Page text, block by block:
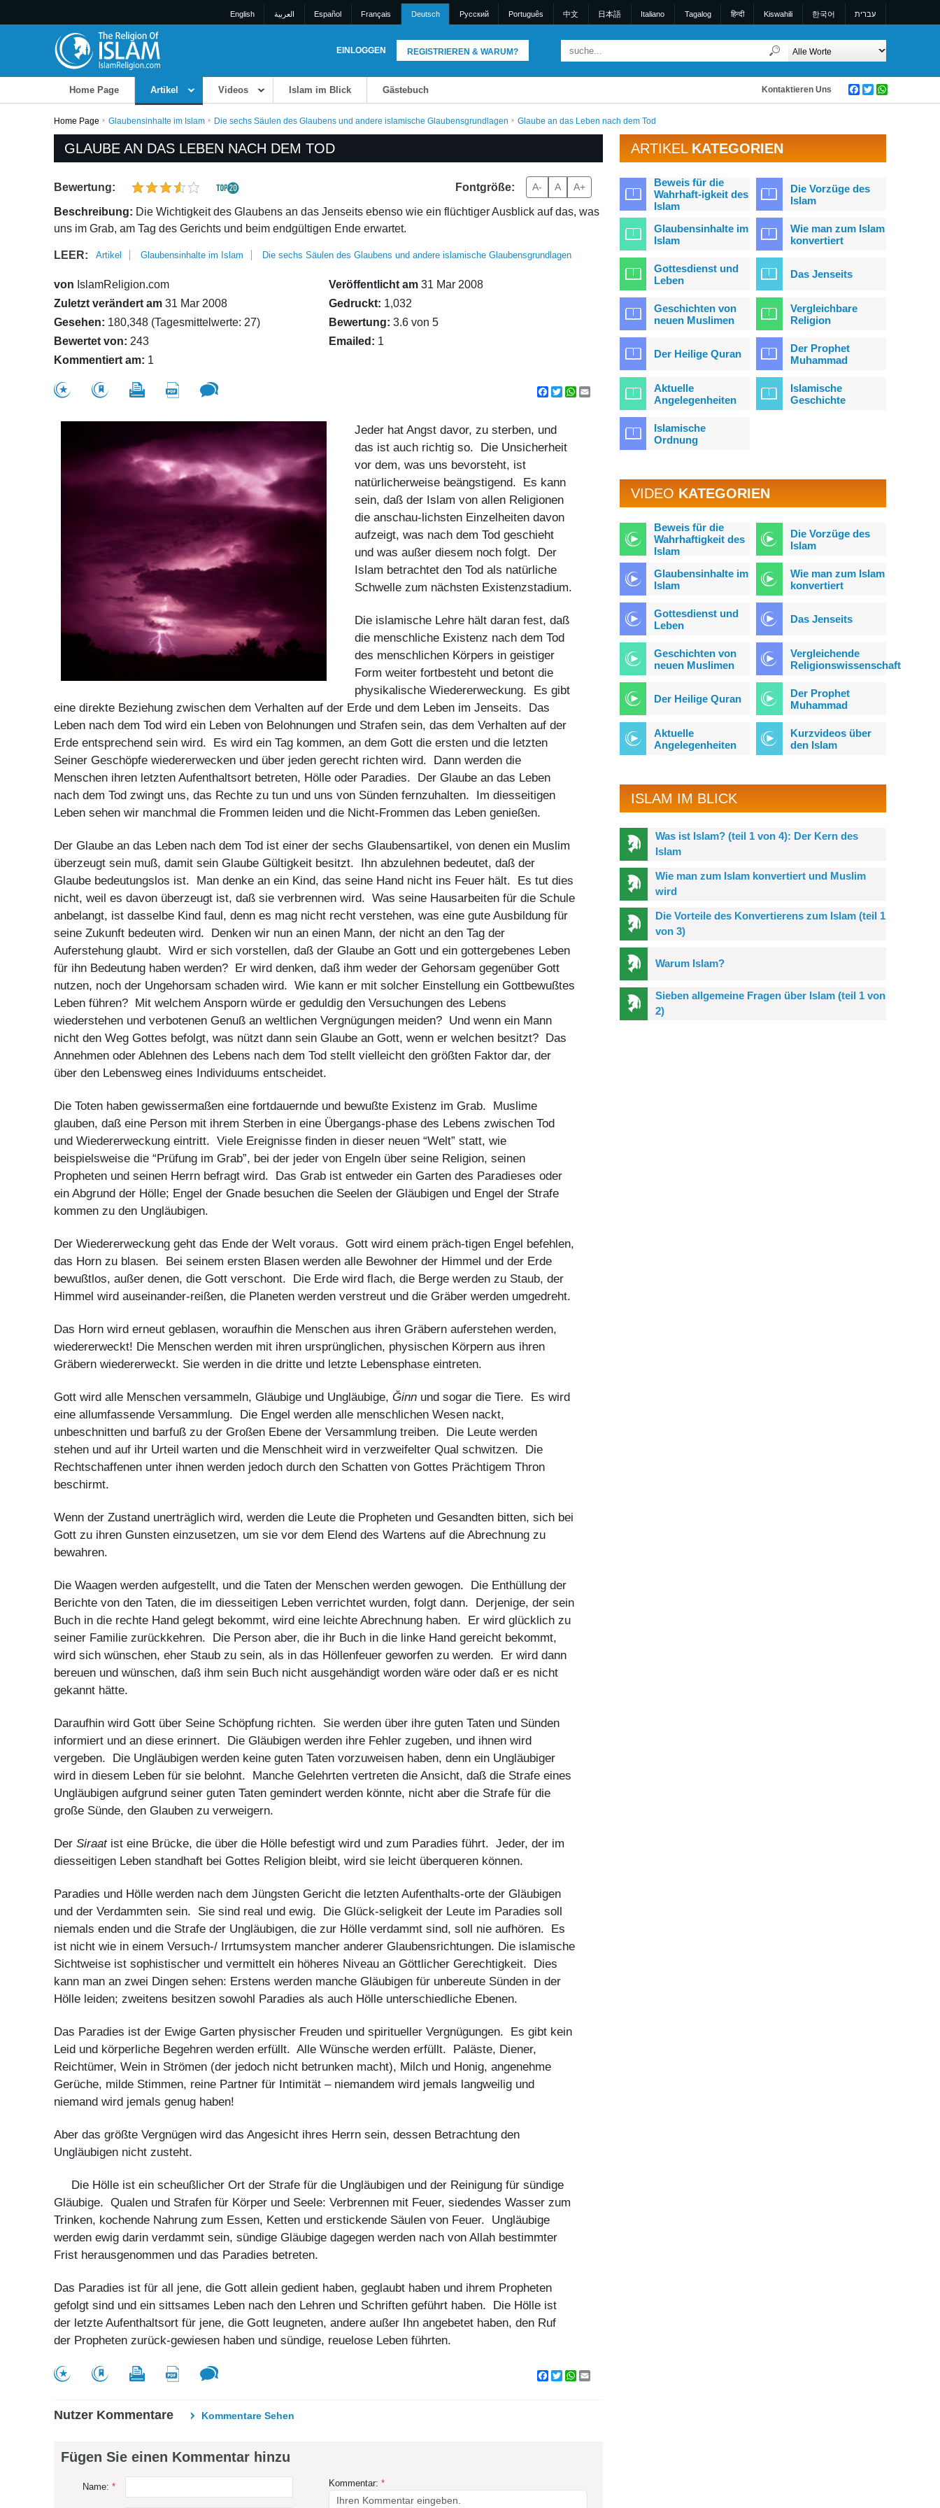
English العربية Español Français Deutsch Pусский Português 中文 日本語 Italiano Tagalog हिन्दी Kiswahili 한국어 עברית
REGISTRIEREN & WARUM?
EINLOGGEN
Home Page Artikel Videos Islam im Blick Gästebuch Facebook
Twitter
Kontaktieren Uns
Home Page Glaubensinhalte im Islam Die sechs Säulen des Glaubens und andere islamische Glaubensgrundlagen Glaube an das Leben nach dem Tod
GLAUBE AN DAS LEBEN NACH DEM TOD
Bewertung: Fontgröße: A- A A+
Beschreibung: Die Wichtigkeit des Glaubens an das Jenseits ebenso wie ein flüchtiger Ausblick auf das, was
uns im Grab, am Tag des Gerichts und beim endgültigen Ende erwartet.
LEER: Artikel Glaubensinhalte im Islam Die sechs Säulen des Glaubens und andere islamische Glaubensgrundlagen
von IslamReligion.com Veröffentlicht am 31 Mar 2008
Zuletzt verändert am 31 Mar 2008 Gedruckt: 1,032
Gesehen: 180,348 (Tagesmittelwerte: 27) Bewertung: 3.6 von 5
Bewertet von: 243 Emailed: 1
Kommentiert am: 1
Facebook
TwitterWhatsApp
Jeder hat Angst davor, zu sterben, und
das ist auch richtig so. Die Unsicherheit
vor dem, was uns bevorsteht, ist
natürlicherweise beängstigend. Es kann
sein, daß der Islam von allen Religionen
die anschau-lichsten Einzelheiten davon
aufzeigt, was nach dem Tod geschieht
und was außer diesem noch folgt. Der
Islam betrachtet den Tod als natürliche
Schwelle zum nächsten Existenzstadium.
Die islamische Lehre hält daran fest, daß
die menschliche Existenz nach dem Tod
des menschlichen Körpers in geistiger
Form weiter fortbesteht und betont die
physikalische Wiedererweckung. Es gibt
eine direkte Beziehung zwischen dem Verhalten auf der Erde und dem Leben im Jenseits. Das
Leben nach dem Tod wird ein Leben von Belohnungen und Strafen sein, das dem Verhalten auf der
Erde entsprechend sein wird. Es wird ein Tag kommen, an dem Gott die ersten und die letzten
Seiner Geschöpfe wiedererwecken und über jeden gerecht richten wird. Dann werden die
Menschen ihren letzten Aufenthaltsort betreten, Hölle oder Paradies. Der Glaube an das Leben
nach dem Tod zwingt uns, das Rechte zu tun und uns von Sünden fernzuhalten. Im diesseitigen
Leben sehen wir manchmal die Frommen leiden und die Nicht-Frommen das Leben genießen.
Der Glaube an das Leben nach dem Tod ist einer der sechs Glaubensartikel, von denen ein Muslim
überzeugt sein muß, damit sein Glaube Gültigkeit besitzt. Ihn abzulehnen bedeutet, daß der
Glaube bedeutungslos ist. Man denke an ein Kind, das seine Hand nicht ins Feuer hält. Es tut dies
nicht, weil es davon überzeugt ist, daß sie verbrennen wird. Was seine Hausarbeiten für die Schule
anbelangt, ist dasselbe Kind faul, denn es mag nicht recht verstehen, was eine gute Ausbildung für
seine Zukunft bedeuten wird. Denken wir nun an einen Mann, der nicht an den Tag der
Auferstehung glaubt. Wird er sich vorstellen, daß der Glaube an Gott und ein gottergebenes Leben
für ihn Bedeutung haben werden? Er wird denken, daß ihm weder der Gehorsam gegenüber Gott
nutzen, noch der Ungehorsam schaden wird. Wie kann er mit solcher Einstellung ein Gottbewußtes
Leben führen? Mit welchem Ansporn würde er geduldig den Versuchungen des Lebens
wiederstehen und verbotenen Genuß an weltlichen Vergnügungen meiden? Und wenn ein Mann
nicht den Weg Gottes befolgt, was nützt dann sein Glaube an Gott, wenn er welchen besitzt? Das
Annehmen oder Ablehnen des Lebens nach dem Tod stellt vielleicht den größten Faktor dar, der
über den Lebensweg eines Individuums entscheidet.
Die Toten haben gewissermaßen eine fortdauernde und bewußte Existenz im Grab. Muslime
glauben, daß eine Person mit ihrem Sterben in eine Übergangs-phase des Lebens zwischen Tod
und Wiedererweckung eintritt. Viele Ereignisse finden in dieser neuen “Welt” statt, wie
beispielsweise die “Prüfung im Grab”, bei der jeder von Engeln über seine Religion, seinen
Propheten und seinen Herrn befragt wird. Das Grab ist entweder ein Garten des Paradieses oder
ein Abgrund der Hölle; Engel der Gnade besuchen die Seelen der Gläubigen und Engel der Strafe
kommen zu den Ungläubigen.
Der Wiedererweckung geht das Ende der Welt voraus. Gott wird einem präch-tigen Engel befehlen,
das Horn zu blasen. Bei seinem ersten Blasen werden alle Bewohner der Himmel und der Erde
bewußtlos, außer denen, die Gott verschont. Die Erde wird flach, die Berge werden zu Staub, der
Himmel wird auseinander-reißen, die Planeten werden verstreut und die Gräber werden umgedreht.
Das Horn wird erneut geblasen, woraufhin die Menschen aus ihren Gräbern auferstehen werden,
wiedererweckt! Die Menschen werden mit ihren ursprünglichen, physischen Körpern aus ihren
Gräbern wiedererweckt. Sie werden in die dritte und letzte Lebensphase eintreten.
Gott wird alle Menschen versammeln, Gläubige und Ungläubige, Ğinn und sogar die Tiere. Es wird
eine allumfassende Versammlung. Die Engel werden alle menschlichen Wesen nackt,
unbeschnitten und barfuß zu der Großen Ebene der Versammlung treiben. Die Leute werden
stehen und auf ihr Urteil warten und die Menschheit wird in verzweifelter Qual schwitzen. Die
Rechtschaffenen unter ihnen werden jedoch durch den Schatten von Gottes Prächtigem Thron
beschirmt.
Wenn der Zustand unerträglich wird, werden die Leute die Propheten und Gesandten bitten, sich bei
Gott zu ihren Gunsten einzusetzen, um sie vor dem Elend des Wartens auf die Abrechnung zu
bewahren.
Die Waagen werden aufgestellt, und die Taten der Menschen werden gewogen. Die Enthüllung der
Berichte von den Taten, die im diesseitigen Leben verrichtet wurden, folgt dann. Derjenige, der sein
Buch in die rechte Hand gelegt bekommt, wird eine leichte Abrechnung haben. Er wird glücklich zu
seiner Familie zurückkehren. Die Person aber, die ihr Buch in die linke Hand gereicht bekommt,
wird sich wünschen, eher Staub zu sein, als in das Höllenfeuer geworfen zu werden. Er wird dann
bereuen und wünschen, daß ihm sein Buch nicht ausgehändigt worden wäre oder daß er es nicht
gekannt hätte.
Daraufhin wird Gott über Seine Schöpfung richten. Sie werden über ihre guten Taten und Sünden
informiert und an diese erinnert. Die Gläubigen werden ihre Fehler zugeben, und ihnen wird
vergeben. Die Ungläubigen werden keine guten Taten vorzuweisen haben, denn ein Ungläubiger
wird in diesem Leben für sie belohnt. Manche Gelehrten vertreten die Ansicht, daß die Strafe eines
Ungläubigen aufgrund seiner guten Taten gemindert werden könnte, nicht aber die Strafe für die
große Sünde, den Glauben zu verweigern.
Der Siraatist eine Brücke, die über die Hölle befestigt wird und zum Paradies führt. Jeder, der im
diesseitigen Leben standhaft bei Gottes Religion bleibt, wird sie leicht überqueren können.
Paradies und Hölle werden nach dem Jüngsten Gericht die letzten Aufenthalts-orte der Gläubigen
und der Verdammten sein. Sie sind real und ewig. Die Glück-seligkeit der Leute im Paradies soll
niemals enden und die Strafe der Ungläubigen, die zur Hölle verdammt sind, soll nie aufhören. Es
ist nicht wie in einem Versuch-/ Irrtumsystem mancher anderer Glaubensrichtungen. Die islamische
Sichtweise ist sophistischer und vermittelt ein höheres Niveau an Göttlicher Gerechtigkeit. Dies
kann man an zwei Dingen sehen: Erstens werden manche Gläubigen für unbereute Sünden in der
Hölle leiden; zweitens besitzen sowohl Paradies als auch Hölle unterschiedliche Ebenen.
Das Paradies ist der Ewige Garten physischer Freuden und spiritueller Vergnügungen. Es gibt kein
Leid und körperliche Begehren werden erfüllt. Alle Wünsche werden erfüllt. Paläste, Diener,
Reichtümer, Wein in Strömen (der jedoch nicht betrunken macht), Milch und Honig, angenehme
Gerüche, milde Stimmen, reine Partner für Intimität – niemandem wird jemals langweilig und
niemand wird jemals genug haben!
Aber das größte Vergnügen wird das Angesicht ihres Herrn sein, dessen Betrachtung den
Ungläubigen nicht zusteht.
Die Hölle ist ein scheußlicher Ort der Strafe für die Ungläubigen und der Reinigung für sündige
Gläubige. Qualen und Strafen für Körper und Seele: Verbrennen mit Feuer, siedendes Wasser zum
Trinken, kochende Nahrung zum Essen, Ketten und erstickende Säulen von Feuer. Ungläubige
werden ewig darin verdammt sein, sündige Gläubige dagegen werden nach von Allah bestimmter
Frist herausgenommen und das Paradies betreten.
Das Paradies ist für all jene, die Gott allein gedient haben, geglaubt haben und ihrem Propheten
gefolgt sind und ein sittsames Leben nach den Lehren und Schriften geführt haben. Die Hölle ist
der letzte Aufenthaltsort für jene, die Gott leugneten, andere außer Ihn angebetet haben, den Ruf
der Propheten zurück-gewiesen haben und sündige, reuelose Leben führten.
Facebook
TwitterWhatsApp
Nutzer Kommentare Kommentare Sehen
Fügen Sie einen Kommentar hinzu
Name: * Kommentar: *
ARTIKEL KATEGORIEN
Beweis für die
Wahrhaft-igkeit des
Islam
Die Vorzüge des
Islam
Glaubensinhalte im
Islam
Wie man zum Islam
konvertiert
Gottesdienst und
Leben
Das Jenseits
Geschichten von
neuen Muslimen
Vergleichbare
Religion
Der Heilige Quran
Der Prophet
Muhammad
Aktuelle
Angelegenheiten
Islamische
Geschichte
Islamische
Ordnung
VIDEO KATEGORIEN
Beweis für die
Wahrhaftigkeit des
Islam
Die Vorzüge des
Islam
Glaubensinhalte im
Islam
Wie man zum Islam
konvertiert
Gottesdienst und
Leben
Das Jenseits
Geschichten von
neuen Muslimen
Vergleichende
Religionswissenschaft
Der Heilige Quran
Der Prophet
Muhammad
Aktuelle
Angelegenheiten
Kurzvideos über
den Islam
ISLAM IM BLICK
Was ist Islam? (teil 1 von 4): Der Kern des
Islam
Wie man zum Islam konvertiert und Muslim
wird
Die Vorteile des Konvertierens zum Islam (teil 1
von 3)
Warum Islam?
Sieben allgemeine Fragen über Islam (teil 1 von
2)